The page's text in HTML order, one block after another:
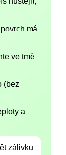
má
ve tmě
(bez
a
zálivku